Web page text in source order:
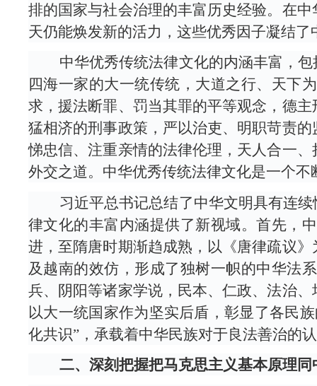
排的国家与社会治理的丰富历史经验。在
天仍能焕发新的活力，这些优秀因子凝结
中华优秀传统法律文化的内涵丰富，包
四海一家的大一统传统，大道之行、天下
求，援法断罪、罚当其罪的平等观念，德
猛相济的刑事政策，严以治吏、明职苛责
悌忠信、注重亲情的法律伦理，天人合一
外交之道。中华优秀传统法律文化是一个
习近平总书记总结了中华文明具有连续
律文化的丰富内涵提供了新视域。首先，
进，至隋唐时期渐趋成熟，以《唐律疏议
及越南的效仿，形成了独树一帜的中华法
兵、阴阳等诸家学说，民本、仁政、法治
以大一统国家作为坚实后盾，彰显了各民
化共识”，承载着中华民族对于良法善治的
二、深刻把握把马克思主义基本原理